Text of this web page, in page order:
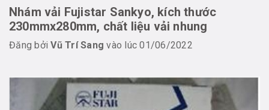
Nhám vải Fujistar Sankyo, kích thước
230mmx280mm, chất liệu vải nhung
Đăng bởiVũ Trí Sang vào lúc 01/06/2022